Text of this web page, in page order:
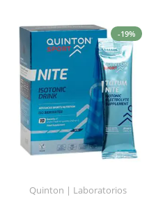
-19%
Quinton | Laboratorios